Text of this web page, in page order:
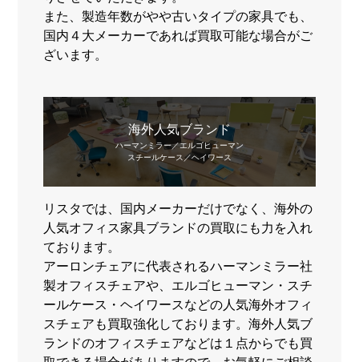
また、製造年数がやや古いタイプの家具でも、
国内４大メーカーであれば買取可能な場合がご
ざいます。
海外人気ブランド
ハーマンミラー／エルゴヒューマン
スチールケース／ヘイワース
リスタでは、国内メーカーだけでなく、海外の
人気オフィス家具ブランドの買取にも力を入れ
ております。
アーロンチェアに代表されるハーマンミラー社
製オフィスチェアや、エルゴヒューマン・スチ
ールケース・ヘイワースなどの人気海外オフィ
スチェアも買取強化しております。海外人気ブ
ランドのオフィスチェアなどは１点からでも買